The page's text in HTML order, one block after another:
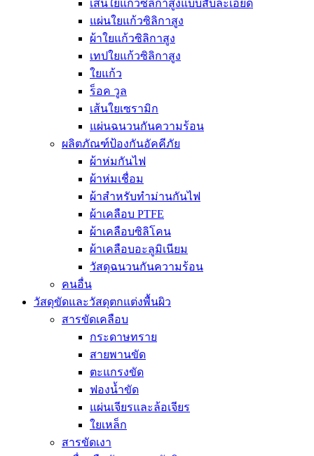
เส้นใยแก้วซิลิกาสูงแบบสับละเอียด
แผ่นใยแก้วซิลิกาสูง
ผ้าใยแก้วซิลิกาสูง
เทปใยแก้วซิลิกาสูง
ใยแก้ว
ร็อค วูล
เส้นใยเซรามิก
แผ่นฉนวนกันความร้อน
ผลิตภัณฑ์ป้องกันอัคคีภัย
ผ้าห่มกันไฟ
ผ้าห่มเชื่อม
ผ้าสำหรับทำม่านกันไฟ
ผ้าเคลือบ PTFE
ผ้าเคลือบซิลิโคน
ผ้าเคลือบอะลูมิเนียม
วัสดุฉนวนกันความร้อน
คนอื่น
วัสดุขัดและวัสดุตกแต่งพื้นผิว
สารขัดเคลือบ
กระดาษทราย
สายพานขัด
ตะแกรงขัด
ฟองน้ำขัด
แผ่นเจียรและล้อเจียร
ใยเหล็ก
สารขัดเงา